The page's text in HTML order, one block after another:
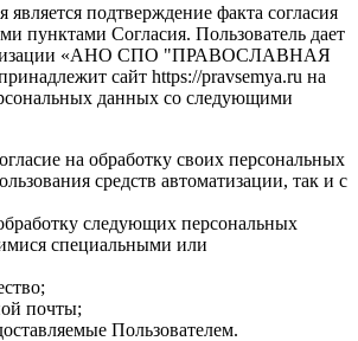
подтверждение факта согласия
пунктами Согласия. Пользователь дает
«АНО СПО "ПРАВОСЛАВНАЯ
сайт https://pravsemya.ru на
данных со следующими
на обработку своих персональных
средств автоматизации, так и с
следующих персональных
специальными или
почты;
Пользователем.